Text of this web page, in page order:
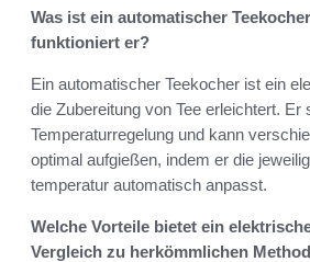
Was ist ein automatischer
funktioniert er?
Ein automatischer Teekocher ist ein
die Zubereitung von Tee erleichtert. Er
Temperaturregelung und kann
optimal aufgießen, indem er die
temperatur automatisch anpasst.
Welche Vorteile bietet ein
Vergleich zu herkömmlichen